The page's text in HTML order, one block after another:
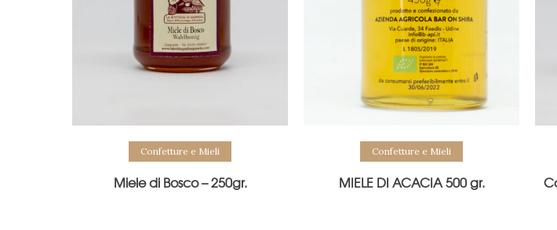
Confetture e Mieli
Miele di Bosco – 250gr.
Confetture e Mieli
MIELE DI ACACIA 500 gr.